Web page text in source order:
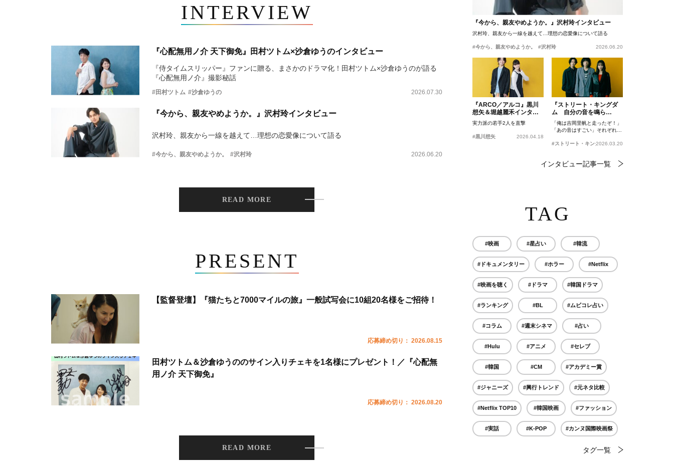
INTERVIEW
『心配無用ノ介 天下御免』田村ツトム×沙倉ゆうのインタビュー
『侍タイムスリッパー』ファンに贈る、まさかのドラマ化！田村ツトム×沙倉ゆうのが語る
『心配無用ノ介』撮影秘話
#田村ツトム #沙倉ゆうの 2026.07.30
『今から、親友やめようか。』沢村玲インタビュー
沢村玲、親友から一線を越えて…理想の恋愛像について語る
#今から、親友やめようか。 #沢村玲 2026.06.20
READ MORE
PRESENT
【監督登壇】『猫たちと7000マイルの旅』一般試写会に10組20名様をご招待！
応募締め切り： 2026.08.15
田村ツトム＆沙倉ゆうののサイン入りチェキを1名様にプレゼント！／『心配無
用ノ介 天下御免』
応募締め切り： 2026.08.20
READ MORE
『今から、親友やめようか。』沢村玲インタビュー
沢村玲、親友から一線を越えて…理想の恋愛像について語る
#今から、親友やめようか。 #沢村玲 2026.06.20
『ARCO／アルコ』黒川
想矢＆堀越麗禾インタビ
ュー
実力派の若手2人を直撃
#黒川想矢 2026.04.18
『ストリート・キングダ
ム 自分の音を鳴ら
せ。』峯田和伸、若葉竜
也、吉岡里帆インタビュ
ー
「俺は吉岡里帆と走ったぞ！」
「あの音はすごい」それぞれの
#ストリート・キングダム 自分の音を鳴らせ。
2026.03.20
インタビュー記事一覧
TAG
#映画 #星占い #韓流
#ドキュメンタリー #ホラー #Netflix
#映画を聴く #ドラマ #韓国ドラマ
#ランキング #BL #ムビコレ占い
#コラム #週末シネマ #占い
#Hulu #アニメ #セレブ
#韓国 #CM #アカデミー賞
#ジャニーズ #興行トレンド #元ネタ比較
#Netflix TOP10 #韓国映画 #ファッション
#実話 #K-POP #カンヌ国際映画祭
タグ一覧